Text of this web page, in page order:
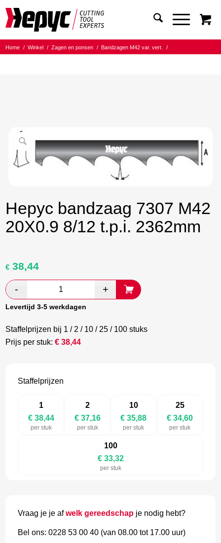
Home / Winkel / Zagen en ponsen / Bandzagen M42 var. vert.
/
Hepyc bandzaag 7307 M42
20X0.9 8/12 t.p.i. 2362mm
Oorspronkelijke
was:
€ 64,07.
€ 38,44Huidige
€ 37,16.
Levertijd 3-5 werkdagen
Staffelprijzen bij 1 / 2 / 10 / 25 / 100 stuks
Prijs per stuk:€38,44
Staffelprijzen
1
€ 38,44
per stuk
2
€ 37,16
per stuk
10
€ 35,88
per stuk
25
€ 34,60
per stuk
100
€ 33,32
per stuk
Vraag je je afwelk gereedschap je nodig hebt?
Bel ons: 0228 53 00 40 (van 08.00 tot 17.00 uur)